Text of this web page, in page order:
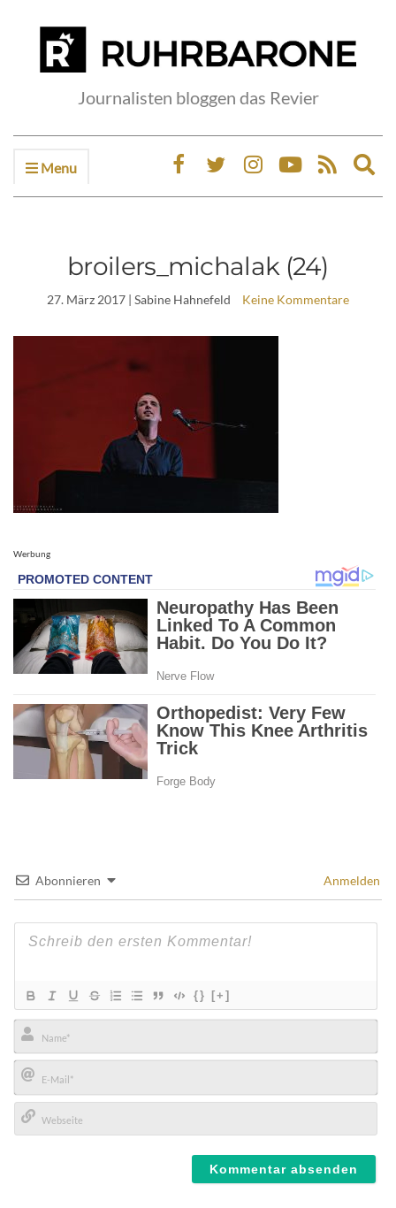
Journalisten bloggen das Revier
Menu
broilers_michalak (24)
27. März 2017 | Sabine Hahnefeld Keine Kommentare
Werbung
Abonnieren Anmelden
{} [+]
Name*
E-
Mail*